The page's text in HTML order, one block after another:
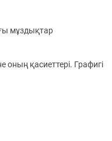
мұздықтар
оның қасиеттері. Графигі